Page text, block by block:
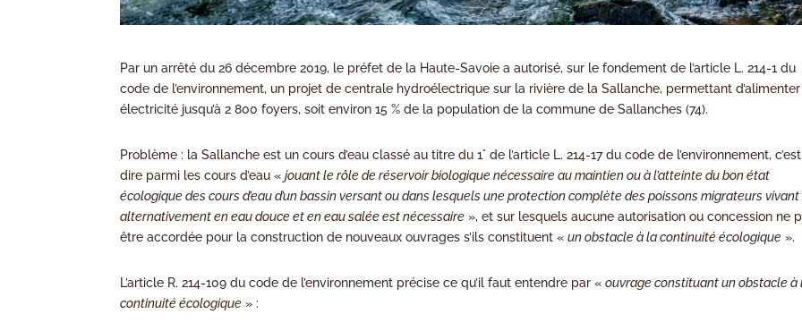
Par un arrêté du 26 décembre 2019, le préfet de la Haute-Savoie a autorisé, sur le fondement de l’article L. 214-1 du
code de l’environnement, un projet de centrale hydroélectrique sur la rivière de la Sallanche, permettant
électricité jusqu’à 2 800 foyers, soit environ 15 % de la population de la commune de Sallanches (74).
Problème : la Sallanche est un cours d’eau classé au titre du 1° de l’article L. 214-17 du code de l’environnement,
dire parmi les cours d’eau «jouant le rôle de réservoir biologique nécessaire au maintien ou à l’atteinte du bon état
écologique des cours d’eau d’un bassin versant ou dans lesquels une protection complète des poissons migrateurs vivant
alternativement en eau douce et en eau salée est nécessaire », et sur lesquels aucune autorisation ou concession ne
être accordée pour la construction de nouveaux ouvrages s’ils constituent «un obstacle à la continuité écologique ».
L’article R. 214-109 du code de l’environnement précise ce qu’il faut entendre par «ouvrage constituant un obstacle à
continuité écologique » :